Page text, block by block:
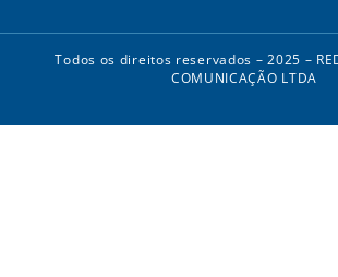
Todos os direitos reservados – 2025 –
COMUNICAÇÃO LTDA